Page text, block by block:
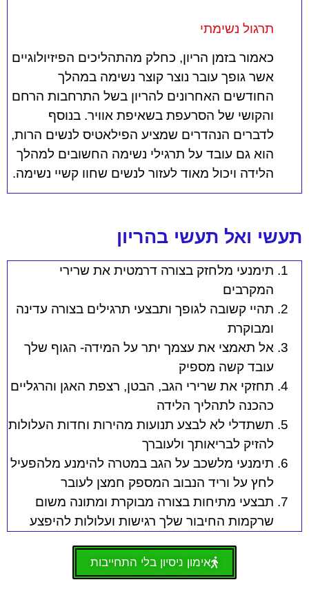
תרגול נשימתי
כאמור בזמן הריון, כחלק מהתהליכים הפיזיולוגיים
אשר גופך עובר נוצר קוצר נשימה במהלך
החודשים האחרונים להריון בשל התרחבות הרחם
והקושי של הסרעפת בשאיפת אוויר. בנוסף
לדברים הנהדרים שמציע הפילאטיס לנשים הרות,
הוא גם עובד על תרגילי נשימה החשובים למהלך
הלידה ויכול מאוד לעזור לנשים שחוו קשיי נשימה.
תעשי ואל תעשי בהריון
תימנעי מלחזק בצורה דרמטית את שרירי
המקרבים
תהיי קשובה לגופך ותבצעי תרגילים בצורה עדינה
ומבוקרת
אל תאמצי את עצמך יתר על המידה- הגוף שלך
עובד קשה מספיק
תחזקי את שרירי הגב, הבטן, רצפת האגן והרגליים
כהכנה לתהליך הלידה
תשתדלי לא לבצע תנועות מהירות וחדות העלולות
להזיק לבריאותך ולעוברך
תימנעי מלשכב על הגב במטרה להימנע מלהפעיל
לחץ על וריד הנבוב המספק חמצן לעובר
תבצעי מתיחות בצורה מבוקרת ומתונה משום
שרקמות החיבור שלך רגישות ועלולות להיפצע
אימון ניסיון בלי התחייבות